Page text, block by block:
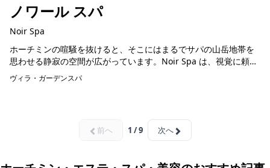
ノワール スパ
Noir Spa
ホーチミンの喧騒を抜けると、そこにはまるでサパの山岳地帯を
思わせる静寂の空間が広がっています。Noir Spa は、視覚に頼ら
ない研ぎ澄まされた手技で、疲れた身体をじっくりとほぐすマッ
サージと、...
ヴィラ・ガーデンスパ予約可能
前へ 1 / 9 次へ